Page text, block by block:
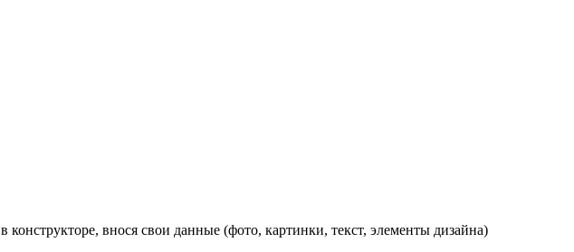
внося свои данные (фото, картинки, текст, элементы дизайна)